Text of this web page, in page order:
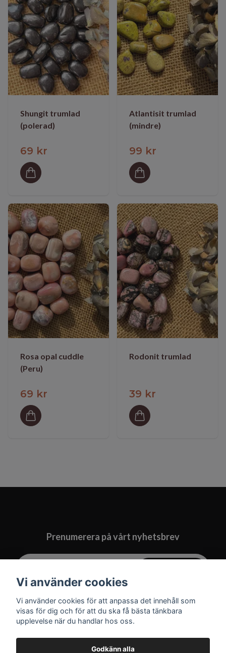
Shungit trumlad
(polerad)
69 kr
Atlantisit trumlad
(mindre)
99 kr
Rosa opal cuddle
(Peru)
69 kr
Rodonit trumlad
39 kr
Prenumerera på vårt nyhetsbrev
Vi använder cookies
Vi använder cookies för att anpassa det innehåll som
visas för dig och för att du ska få bästa tänkbara
upplevelse när du handlar hos oss.
Godkänn alla